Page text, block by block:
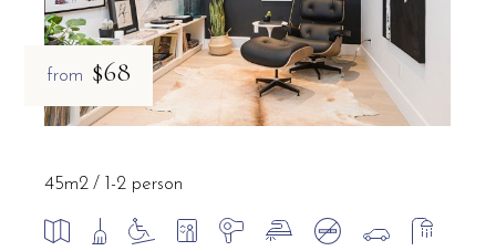
from $68
45m2 1-2 person